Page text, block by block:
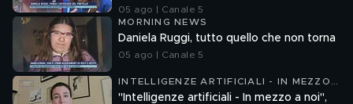
05 ago | Canale 5
MORNING NEWS
Daniela Ruggi, tutto quello che non torna
05 ago | Canale 5
INTELLIGENZE ARTIFICIALI - IN MEZZO
A NOI
"Intelligenze artificiali - In mezzo a noi",